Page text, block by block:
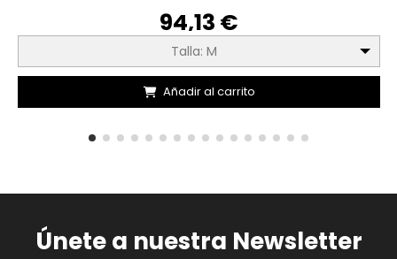
94,13 €
Talla: M
Añadir al carrito
Únete a nuestra Newsletter